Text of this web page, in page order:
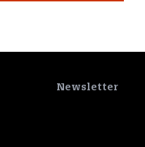
Newsletter